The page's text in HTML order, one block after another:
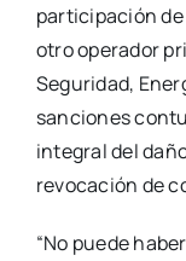
participación
otro operador
Seguridad,
sanciones
integral del
revocación de
“No puede